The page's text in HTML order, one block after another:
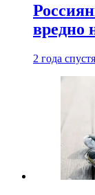
вредно
2 года спустя